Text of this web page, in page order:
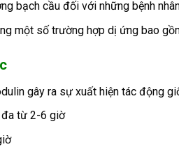
bạch cầu đối với những bệnh
một số trường hợp dị ứng bao
gây ra sự xuất hiện tác động
từ 2-6 giờ